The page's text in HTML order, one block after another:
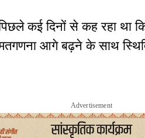
कई दिनों से कह रहा था
आगे बढ़ने के साथ
Advertisement